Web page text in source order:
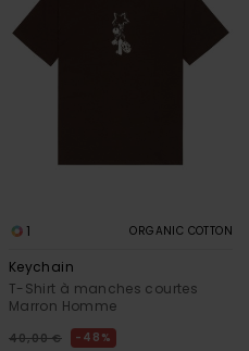
1 ORGANIC COTTON
Keychain
T-Shirt à manches courtes
Marron Homme
40,00 € 48%